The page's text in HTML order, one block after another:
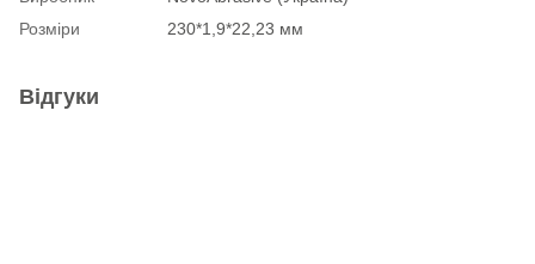
Розміри
230*1,9*22,23 мм
Відгуки